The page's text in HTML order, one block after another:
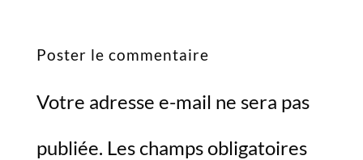
Poster le commentaire
Votre adresse e-mail ne sera pas
publiée. Les champs obligatoires